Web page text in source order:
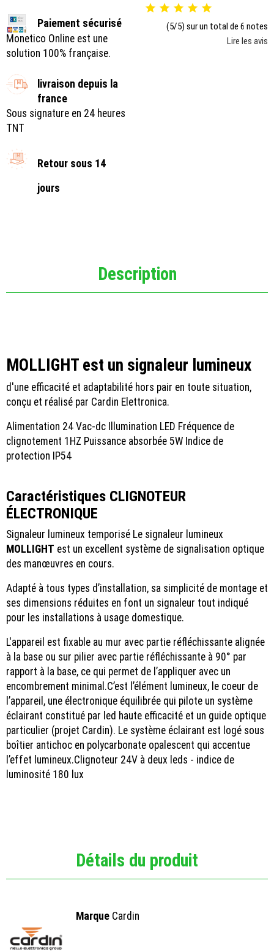
Paiement sécurisé
Monetico Online est une
solution 100% française.
livraison depuis la
france
Sous signature en 24 heures
TNT
Retour sous 14
jours
    
(5/5) sur un total de 6 notes
Lire les avis
Description
MOLLIGHT est un signaleur lumineux
d'une efficacité et adaptabilité hors pair en toute situation,
conçu et réalisé par Cardin Elettronica.
Alimentation 24 Vac-dc Illumination LED Fréquence de
clignotement 1HZ Puissance absorbée 5W Indice de
protection IP54
Caractéristiques CLIGNOTEUR
ÉLECTRONIQUE
Signaleur lumineux temporisé Le signaleur lumineux
MOLLIGHT est un excellent système de signalisation optique
des manœuvres en cours.
Adapté à tous types d’installation, sa simplicité de montage et
ses dimensions réduites en font un signaleur tout indiqué
pour les installations à usage domestique.
L'appareil est fixable au mur avec partie réfléchissante alignée
à la base ou sur pilier avec partie réfléchissante à 90° par
rapport à la base, ce qui permet de l’appliquer avec un
encombrement minimal.C’est l’élément lumineux, le coeur de
l’appareil, une électronique équilibrée qui pilote un système
éclairant constitué par led haute efficacité et un guide optique
particulier (projet Cardin). Le système éclairant est logé sous
boîtier antichoc en polycarbonate opalescent qui accentue
l’effet lumineux.Clignoteur 24V à deux leds - indice de
luminosité 180 lux
Détails du produit
Marque Cardin